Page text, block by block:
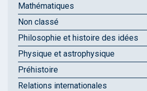
Mathématiques
Non classé
Philosophie et histoire des idées
Physique et astrophysique
Préhistoire
Relations internationales